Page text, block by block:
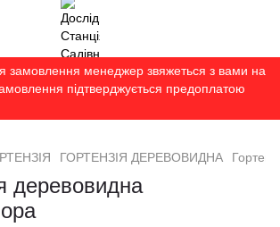
замовлення менеджер звяжеться з вами на
підтверджується предоплатою
ГОРТЕНЗІЯ ДЕРЕВОВИДНА
деревовидна